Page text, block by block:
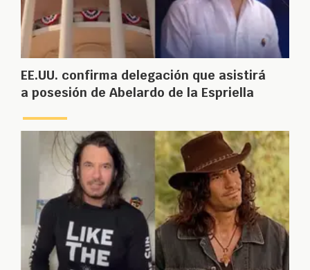
EE.UU. confirma delegación que asistirá
a posesión de Abelardo de la Espriella